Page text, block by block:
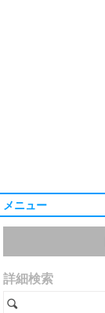
メニュー
詳細検索